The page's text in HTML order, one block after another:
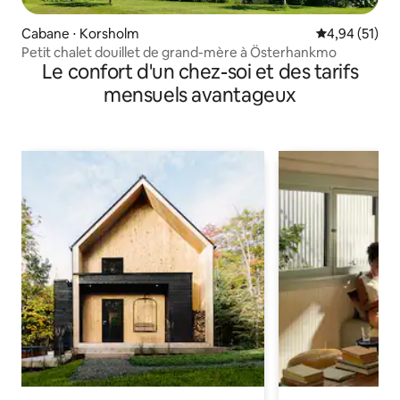
Cabane ⋅ Korsholm Évaluation
4,94 (51)
Petit chalet douillet de grand-mère à Österhankmo
Le confort d'un chez-soi et des tarifs
mensuels avantageux